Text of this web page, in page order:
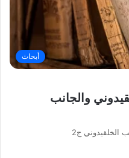
أبحاث
والجانب
الخلقيدوني ج2